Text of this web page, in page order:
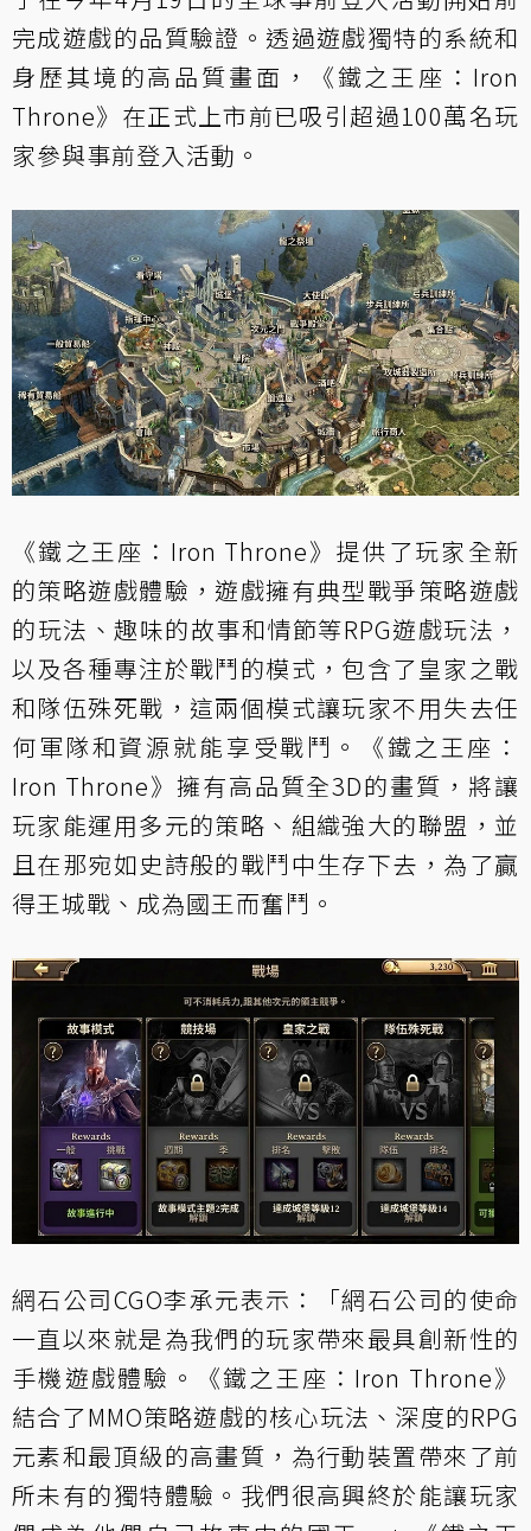
完成遊戲的品質驗證。透過遊戲獨特的系統和
身歷其境的高品質畫面，《鐵之王座：Iron
Throne》在正式上市前已吸引超過100萬名玩
家參與事前登入活動。
《鐵之王座：Iron Throne》提供了玩家全新
的策略遊戲體驗，遊戲擁有典型戰爭策略遊戲
的玩法、趣味的故事和情節等RPG遊戲玩法，
以及各種專注於戰鬥的模式，包含了皇家之戰
和隊伍殊死戰，這兩個模式讓玩家不用失去任
何軍隊和資源就能享受戰鬥。《鐵之王座：
Iron Throne》擁有高品質全3D的畫質，將讓
玩家能運用多元的策略、組織強大的聯盟，並
且在那宛如史詩般的戰鬥中生存下去，為了贏
得王城戰、成為國王而奮鬥。
網石公司CGO李承元表示：「網石公司的使命
一直以來就是為我們的玩家帶來最具創新性的
手機遊戲體驗。《鐵之王座：Iron Throne》
結合了MMO策略遊戲的核心玩法、深度的RPG
元素和最頂級的高畫質，為行動裝置帶來了前
所未有的獨特體驗。我們很高興終於能讓玩家